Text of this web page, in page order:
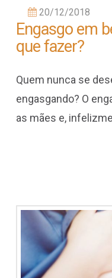
20/12/2018
Engasgo em
que fazer?
Quem nunca se
engasgando? O
as mães e,